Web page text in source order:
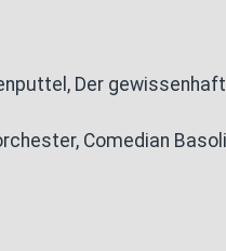
Der
Comedian